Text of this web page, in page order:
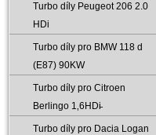
Turbo díly Peugeot 206 2.0
HDi
Turbo díly pro BMW 118 d
(E87) 90KW
Turbo díly pro Citroen
Berlingo 1‚6HDi̵
Turbo díly pro Dacia Logan